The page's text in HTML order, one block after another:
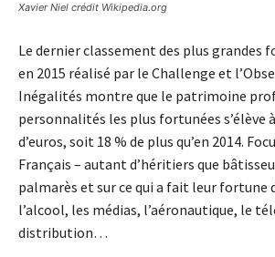
Xavier Niel crédit Wikipedia.org
Le dernier classement des plus grandes
en 2015 réalisé par le Challenge et
Inégalités montre que le patrimoine
personnalités les plus fortunées s’élève
d’euros, soit 18 % de plus qu’en 2014.
Français – autant d’héritiers que
palmarès et sur ce qui a fait leur fortune
l’alcool, les médias, l’aéronautique, le
distribution…